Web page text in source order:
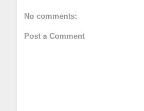
No comments:
Post a Comment